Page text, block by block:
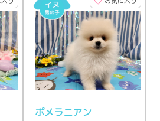
ポメラニアン